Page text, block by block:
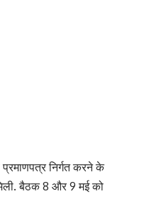
प्रमाणपत्र निर्गत करने के
बैठक 8 और 9 मई को